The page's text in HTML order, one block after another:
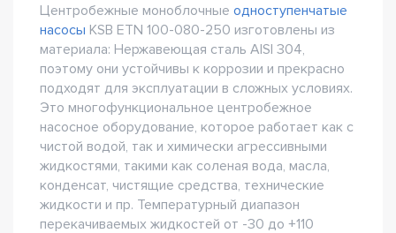
Центробежные моноблочные одноступенчатые
насосы KSB ETN 100-080-250 изготовлены из
материала: Нержавеющая сталь AISI 304,
поэтому они устойчивы к коррозии и прекрасно
подходят для эксплуатации в сложных условиях.
Это многофункциональное центробежное
насосное оборудование, которое работает как с
чистой водой, так и химически агрессивными
жидкостями, такими как соленая вода, масла,
конденсат, чистящие средства, технические
жидкости и пр. Температурный диапазон
перекачиваемых жидкостей от -30 до +110